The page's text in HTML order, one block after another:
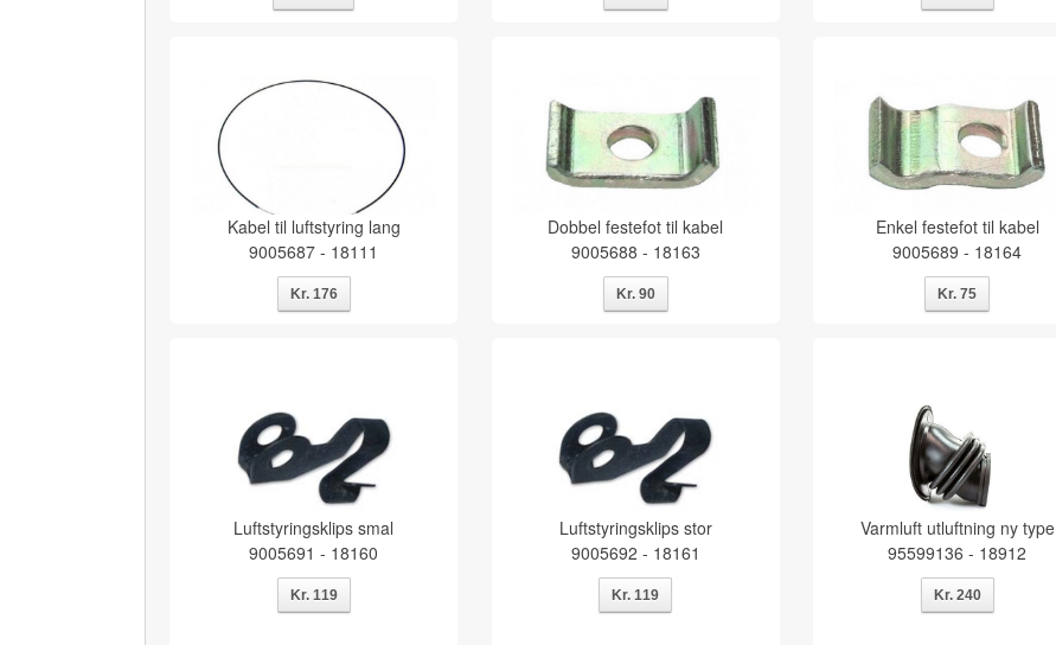
Kabel til luftstyring lang
9005687 - 18111
Dobbel festefot til kabel
9005688 - 18163
Enkel festefot til kabel
9005689 - 18164
Luftstyringsklips smal
9005691 - 18160
Luftstyringsklips stor
9005692 - 18161
Varmluft utluftning ny type
95599136 - 18912